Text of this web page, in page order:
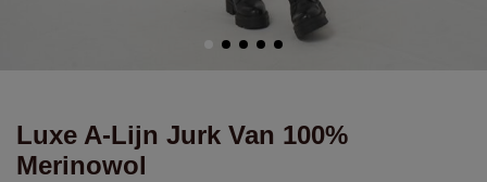
Luxe A-Lijn Jurk Van 100%
Merinowol